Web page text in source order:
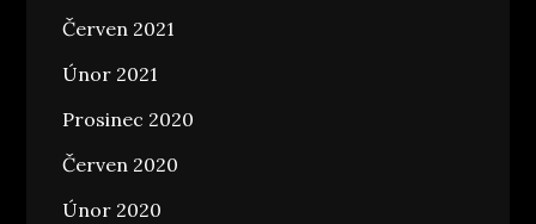
Červen 2021
Únor 2021
Prosinec 2020
Červen 2020
Únor 2020